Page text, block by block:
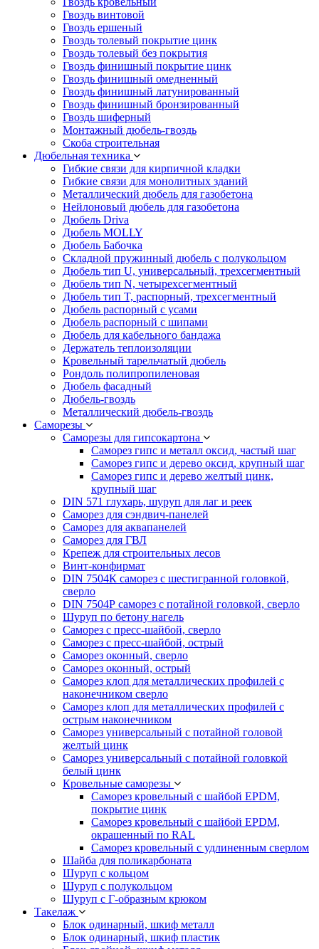
Гвоздь винтовой
Гвоздь ершеный
Гвоздь толевый покрытие цинк
Гвоздь толевый без покрытия
Гвоздь финишный покрытие цинк
Гвоздь финишный омедненный
Гвоздь финишный латунированный
Гвоздь финишный бронзированный
Гвоздь шиферный
Монтажный дюбель-гвоздь
Скоба строительная
Дюбельная техника
Гибкие связи для кирпичной кладки
Гибкие связи для монолитных зданий
Металлический дюбель для газобетона
Нейлоновый дюбель для газобетона
Дюбель Driva
Дюбель MOLLY
Дюбель Бабочка
Складной пружинный дюбель с полукольцом
Дюбель тип U, универсальный, трехсегментный
Дюбель тип N, четырехсегментный
Дюбель тип T, распорный, трехсегментный
Дюбель распорный с усами
Дюбель распорный с шипами
Дюбель для кабельного бандажа
Держатель теплоизоляции
Кровельный тарельчатый дюбель
Рондоль полипропиленовая
Дюбель фасадный
Дюбель-гвоздь
Металлический дюбель-гвоздь
Саморезы
Саморезы для гипсокартона
Саморез гипс и металл оксид, частый шаг
Саморез гипс и дерево оксид, крупный шаг
Саморез гипс и дерево желтый цинк,
крупный шаг
DIN 571 глухарь, шуруп для лаг и реек
Саморез для сэндвич-панелей
Саморез для аквапанелей
Саморез для ГВЛ
Крепеж для строительных лесов
Винт-конфирмат
DIN 7504К саморез с шестигранной головкой,
сверло
DIN 7504Р саморез с потайной головкой, сверло
Шуруп по бетону нагель
Саморез с пресс-шайбой, сверло
Саморез с пресс-шайбой, острый
Саморез оконный, сверло
Саморез оконный, острый
Саморез клоп для металлических профилей с
наконечником сверло
Саморез клоп для металлических профилей с
острым наконечником
Саморез универсальный с потайной головой
желтый цинк
Саморез универсальный с потайной головкой
белый цинк
Кровельные саморезы
Саморез кровельный с шайбой EPDM,
покрытие цинк
Саморез кровельный с шайбой EPDM,
окрашенный по RAL
Саморез кровельный с удлиненным сверлом
Шайба для поликарбоната
Шуруп с кольцом
Шуруп с полукольцом
Шуруп с Г-образным крюком
Такелаж
Блок одинарный, шкиф металл
Блок одинарный, шкиф пластик